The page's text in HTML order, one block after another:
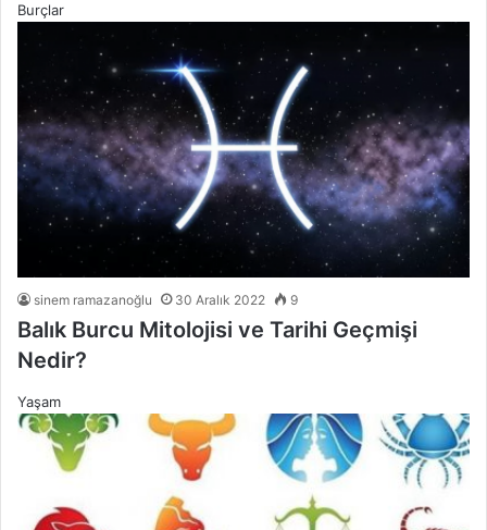
Burçlar
sinem ramazanoğlu 30 Aralık 2022 9
Balık Burcu Mitolojisi ve Tarihi Geçmişi
Nedir?
Yaşam